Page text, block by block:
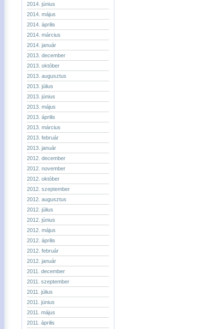
2014. június
2014. május
2014. április
2014. március
2014. január
2013. december
2013. október
2013. augusztus
2013. július
2013. június
2013. május
2013. április
2013. március
2013. február
2013. január
2012. december
2012. november
2012. október
2012. szeptember
2012. augusztus
2012. július
2012. június
2012. május
2012. április
2012. február
2012. január
2011. december
2011. szeptember
2011. július
2011. június
2011. május
2011. április